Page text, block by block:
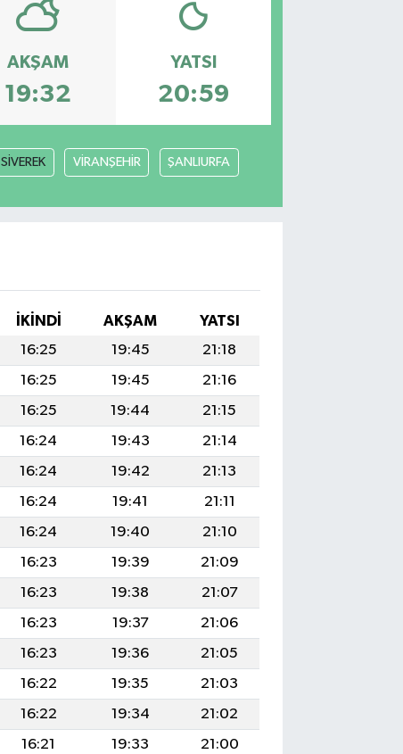
AKŞAM
19:32
YATSI
20:59
SİVEREK VİRANŞEHİR ŞANLIURFA
İKINDI AKŞAM
YATSI
16:25 19:45
21:18
16:25 19:45
21:16
16:25 19:44
21:15
16:24 19:43
21:14
16:24 19:42
21:13
16:24 19:41
21:11
16:24 19:40
21:10
16:23 19:39
21:09
16:23 19:38
21:07
16:23 19:37
21:06
16:23 19:36
21:05
16:22 19:35
21:03
16:22 19:34
21:02
16:21 19:33
21:00